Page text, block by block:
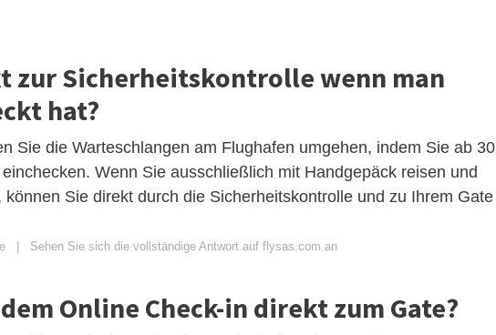
zur Sicherheitskontrolle wenn man
hat?
Sie die Warteschlangen am Flughafen umgehen, indem Sie ab 30
Wenn Sie ausschließlich mit Handgepäck reisen und
Sie direkt durch die Sicherheitskontrolle und zu Ihrem Gate
Sehen Sie sich die vollständige Antwort auf flysas.com an
Online Check-in direkt zum Gate?